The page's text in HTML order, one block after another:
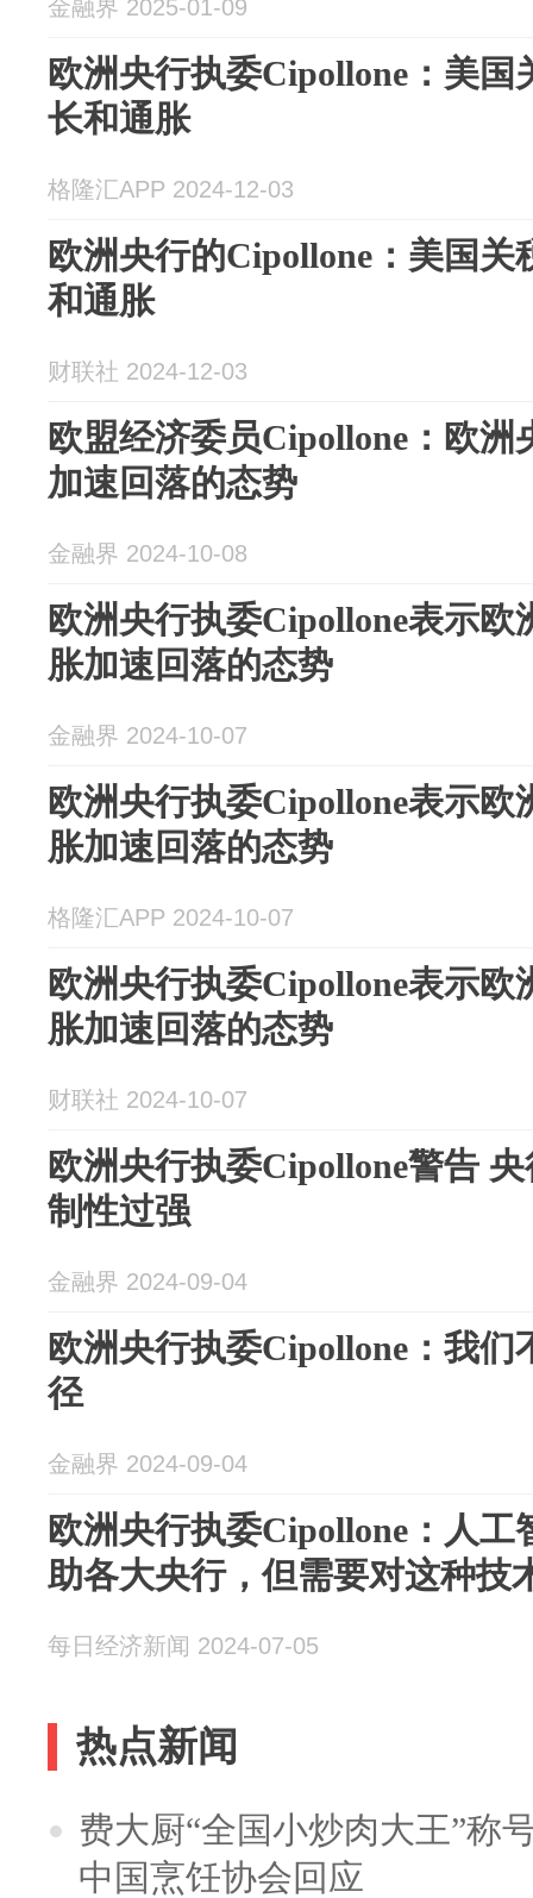
金融界 2025-01-09
欧洲央行执委Cipollone：美国
长和通胀
格隆汇APP 2024-12-03
欧洲央行的Cipollone：美国关
和通胀
财联社 2024-12-03
欧盟经济委员Cipollone：欧洲
加速回落的态势
金融界 2024-10-08
欧洲央行执委Cipollone表示欧
胀加速回落的态势
金融界 2024-10-07
欧洲央行执委Cipollone表示欧
胀加速回落的态势
格隆汇APP 2024-10-07
欧洲央行执委Cipollone表示欧
胀加速回落的态势
财联社 2024-10-07
欧洲央行执委Cipollone警告
制性过强
金融界 2024-09-04
欧洲央行执委Cipollone：我们
径
金融界 2024-09-04
欧洲央行执委Cipollone：人
助各大央行，但需要对这种技
每日经济新闻 2024-07-05
热点新闻
费大厨“全国小炒肉大王”称
中国烹饪协会回应